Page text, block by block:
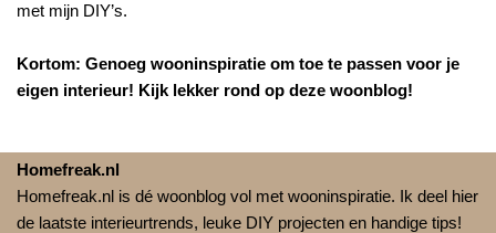
met mijn DIY’s.
Kortom: Genoeg wooninspiratie om toe te passen voor je
eigen interieur! Kijk lekker rond op deze woonblog!
Homefreak.nl
Homefreak.nl is dé woonblog vol met wooninspiratie. Ik deel hier
de laatste interieurtrends, leuke DIY projecten en handige tips!